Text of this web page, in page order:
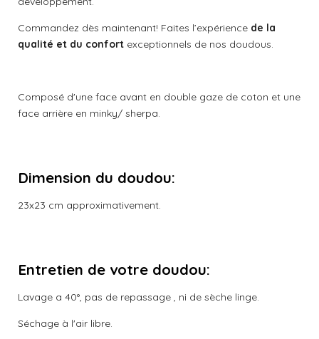
Commandez dès maintenant! Faites l’expérience de la
qualité et du confort exceptionnels de nos doudous.
Composé d'une face avant en double gaze de coton et une
face arrière en minky/ sherpa.
Dimension du doudou:
23x23 cm approximativement.
Entretien de votre doudou:
Lavage a 40°, pas de repassage , ni de sèche linge.
Séchage à l'air libre.